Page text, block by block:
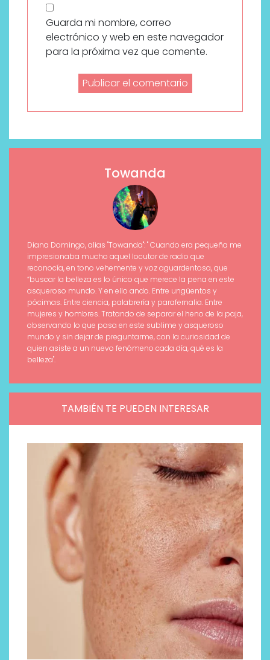
Guarda mi nombre, correo
electrónico y web en este navegador
para la próxima vez que comente.
Towanda
Diana Domingo, alias "Towanda": " Cuando era pequeña me
impresionaba mucho aquel locutor de radio que
reconocía, en tono vehemente y voz aguardentosa, que
“buscar la belleza es lo único que merece la pena en este
asqueroso mundo. Y en ello ando. Entre ungüentos y
pócimas. Entre ciencia, palabrería y parafernalia. Entre
mujeres y hombres. Tratando de separar el heno de la paja,
observando lo que pasa en este sublime y asqueroso
mundo y sin dejar de preguntarme, con la curiosidad de
quien asiste a un nuevo fenómeno cada día, qué es la
belleza".
TAMBIÉN TE PUEDEN INTERESAR